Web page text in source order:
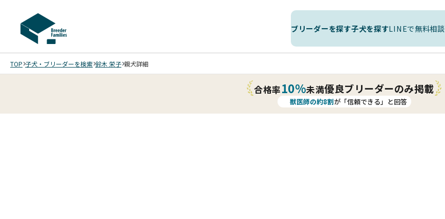
ブリーダーを探す子犬を探すLINEで無料相談
TOP 子犬・ブリーダーを検索 鈴木 栄子 親犬詳細
合格率10%未満優良ブリーダーのみ掲載
獣医師の約8割が「信頼できる」と回答